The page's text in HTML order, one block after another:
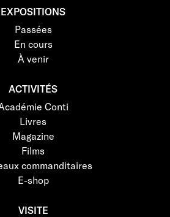
EXPOSITIONS
Passées
En cours
À venir
ACTIVITÉS
Conti
Livres
Magazine
Films
commanditaires
E-shop
VISITE